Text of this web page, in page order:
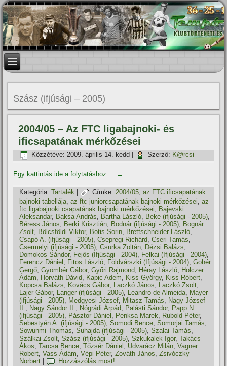
Szász (ifjúsági – 2005)
2004/05 – Az FTC ligabajnoki- és
ificsapatának mérkőzései
Közzétéve: 2009. április 14. kedd Szerző: K@rcsi
Egy kattintás ide a folytatáshoz.... →
Kategória: Tartalék | Címke: 2004/05,az FTC ificsapatának
bajnoki tabellája,az ftc juniorcsapatának bajnoki mérkőzései,az
ftc ligabajnoki csapatának bajnoki mérkőzései, Bajevski
Aleksandar, Baksa András, Bartha László, Beke (ifjúsági - 2005),
Béress János, Berki Krisztián, Bodnár (ifjúsági - 2005), Bognár
Zsolt, Bölcsföldi Viktor, Botis Sorin, Brettschneider László,
Csapó A. (ifjúsági - 2005),Csepregi Richárd,Cseri Tamás,
Csermelyi (ifjúsági - 2005),Csurka Zoltán, Dézsi Balázs,
Domokos Sándor, Fejős (Ifjúsági - 2004), Felkai (Ifjúsági - 2004),
Ferencz Dániel , Fitos László, Földvárszki (Ifjúsági - 2004),Gohér
Gergő,Gyömbér Gábor,Győri Rajmond, Héray László, Holczer
Ádám, Horváth Dávid, Kapic Adem, Kiss György, Kiss Róbert,
Kopcsa Balázs, Kovács Gábor, Laczkó János, Laczkó Zsolt,
Lajer Gábor, Langer (ifjúsági - 2005), Leandro de Almeida, Mayer
(ifjúsági - 2005), Medgyesi József, Mitasz Tamás, Nagy József
II., Nagy Sándor II., Nógrádi Árpád, Palásti Sándor, Papp N.
(ifjúsági - 2005), Pásztor Dániel , Penksa Marek, Rubold Péter,
Sebestyén A. (ifjúsági - 2005),Somodi Bence,Somorjai Tamás,
Sowunmi Thomas,Suhajda (ifjúsági - 2005),Szalai Tamás,
Szálkai Zsolt,Szász (ifjúsági - 2005),Szkukalek Igor,Takács
Ákos,Tarcsa Bence,Tőzsér Dániel , Udvarácz Milán,Vagner
Robert,Vass Ádám,Vépi Péter,Zováth János,Zsivóczky
Norbert
Hozzászólás most!